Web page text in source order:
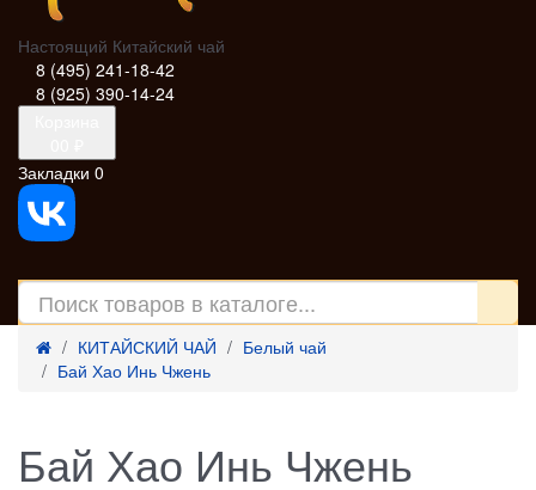
Настоящий Китайский чай
8 (495) 241-18-42
8 (925) 390-14-24
Закладки 0
КИТАЙСКИЙ ЧАЙ
Белый чай
Бай Хао Инь Чжень
Бай Хао Инь Чжень